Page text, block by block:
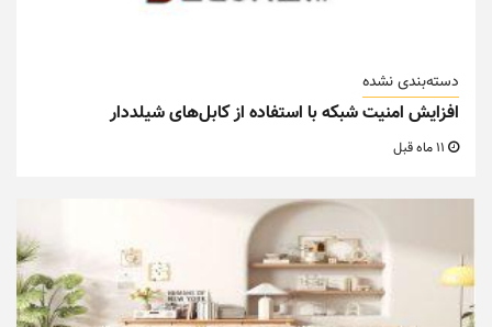
دسته‌بندی نشده
افزایش امنیت شبکه با استفاده از کابل‌های شیلددار